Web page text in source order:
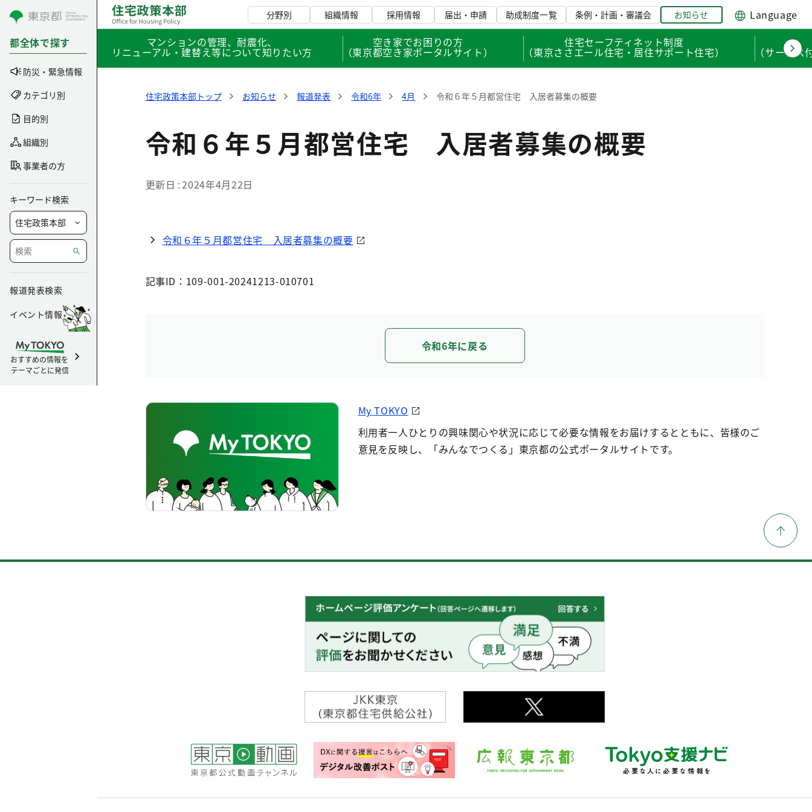
コンテンツにスキップ
都全体で探す
防災・緊急情報
カテゴリ別
目的別
組織別
事業者の方
キーワード検索
報道発表検索
イベント情報
おすすめの情報を
テーマごとに発信
分野別 組織情報 採用情報 届出・申請 助成制度一覧 条例・計画・審議会 お知らせ
Language
マンションの管理、耐震化、
リニューアル・建替え等について知りたい方
空き家でお困りの方
（東京都空き家ポータルサイト）
住宅セーフティネット制度
（東京ささエール住宅・居住サポート住宅） （サービ
住宅政策本部トップ お知らせ 報道発表 令和6年 4月 令和６年５月都営住宅 入居者募集の概要
令和６年５月都営住宅 入居者募集の概要
更新日 2024年4月22日
令和６年５月都営住宅 入居者募集の概要
記事ID：109-001-20241213-010701
令和6年に戻る
My TOKYO
利用者一人ひとりの興味関心や状況に応じて必要な情報をお届けするとともに、皆様のご
意見を反映し、「みんなでつくる」東京都の公式ポータルサイトです。